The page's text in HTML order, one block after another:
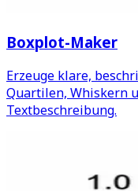
Boxplot-Maker
Erzeuge klare,
Quartilen, Whiskern
Textbeschreibung.